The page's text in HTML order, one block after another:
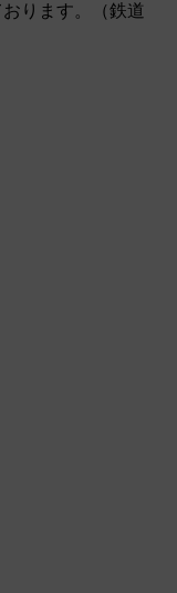
ります。（鉄道